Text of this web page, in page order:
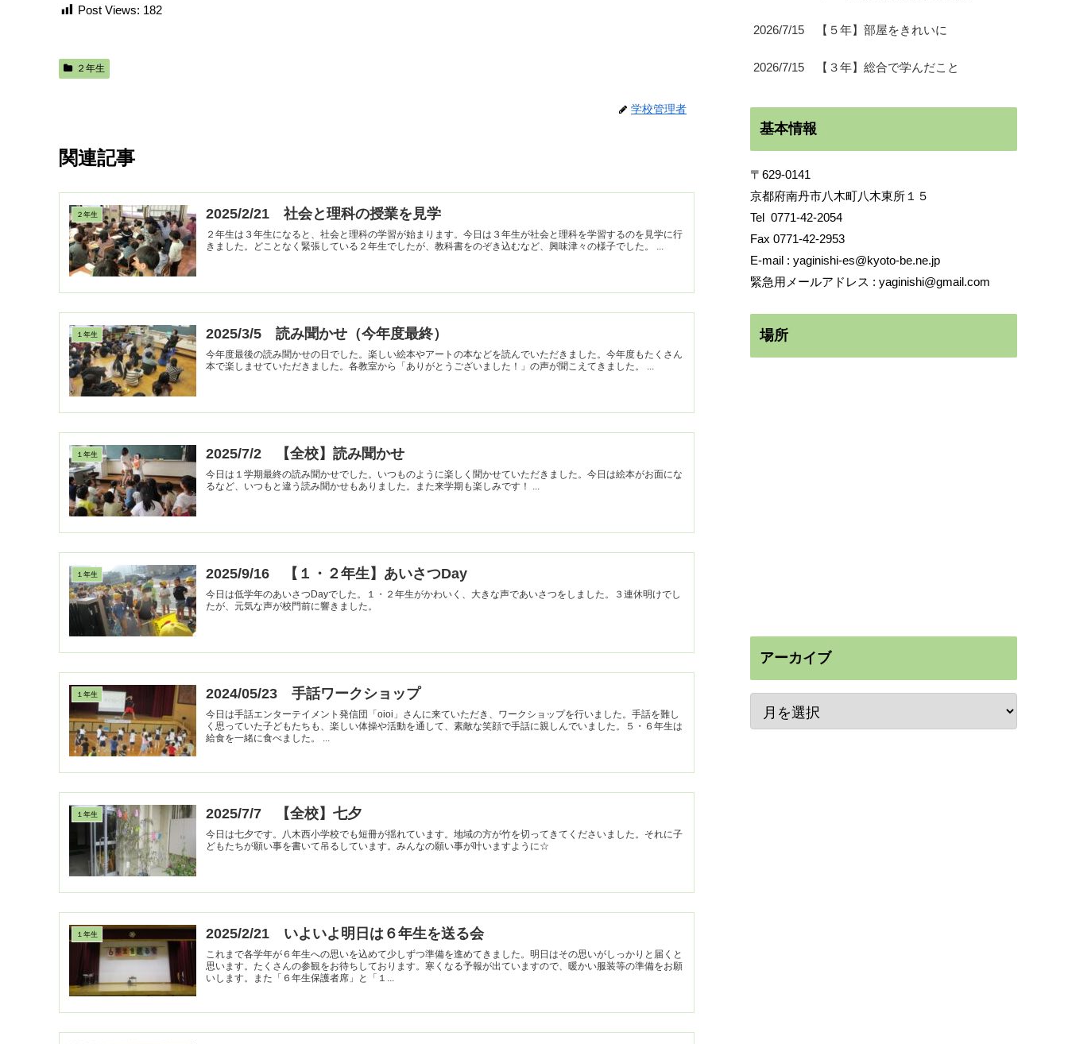
Post Views: 182
２年生
学校管理者
関連記事
２年生 2025/2/21 社会と理科の授業を見学
２年生は３年生になると、社会と理科の学習が始まります。今日は３年生が社会と理科を学習するのを見学に行
１年生 2025/3/5 読み聞かせ（今年度最終）
今年度最後の読み聞かせの日でした。楽しい絵本やアートの本などを読んでいただきました。今年度もたくさん
１年生 2025/7/2 【全校】読み聞かせ
今日は１学期最終の読み聞かせでした。いつものように楽しく聞かせていただきました。今日は絵本がお面にな
１年生 2025/9/16 【１・２年生】あいさつDay
今日は低学年のあいさつDayでした。１・２年生がかわいく、大きな声であいさつをしました。３連休明けでし
たが、元気な声が校門前に響きました。
１年生 2024/05/23 手話ワークショップ
今日は手話エンターテイメント発信団「oioi」さんに来ていただき、ワークショップを行いました。手話を難し
く思っていた子どもたちも、楽しい体操や活動を通して、素敵な笑顔で手話に親しんでいました。５・６年生は
１年生 2025/7/7 【全校】七夕
今日は七夕です。八木西小学校でも短冊が揺れています。地域の方が竹を切ってきてくださいました。それに子
どもたちが願い事を書いて吊るしています。みんなの願い事が叶いますように☆
１年生 2025/2/21 いよいよ明日は６年生を送る会
これまで各学年が６年生への思いを込めて少しずつ準備を進めてきました。明日はその思いがしっかりと届くと
思います。たくさんの参観をお待ちしております。寒くなる予報が出ていますので、暖かい服装等の準備をお願
いします。また「６年生保護者席」と「１...
2026/7/15 【５年】部屋をきれいに
2026/7/15 【３年】総合で学んだこと
基本情報
〒629-0141
京都府南丹市八木町八木東所１５
Tel 0771-42-2054
Fax 0771-42-2953
E-mail : yaginishi-es@kyoto-be.ne.jp
緊急用メールアドレス : yaginishi@gmail.com
場所
アーカイブ